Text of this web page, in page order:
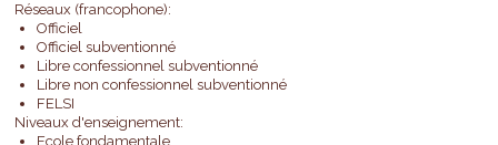
Réseaux (francophone):
Officiel
Officiel subventionné
Libre confessionnel subventionné
Libre non confessionnel subventionné
FELSI
Niveaux d'enseignement:
Ecole fondamentale